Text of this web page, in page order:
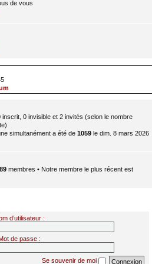
de vous
inscrit, 0 invisible et 2 invités (selon le nombre
simultanément a été de 1059 le dim. 8 mars 2026
membres • Notre membre le plus récent est
d’utilisateur :
de passe :
Se souvenir de moi